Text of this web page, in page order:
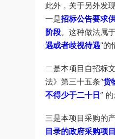
此外，关于另外发
一是招标公告要求
阶段。这种做法属
遇或者歧视待遇”的
二是本项目自招标
法》第三十五条“货
不得少于二十日” 的
三是本项目采购的
目录的政府采购项